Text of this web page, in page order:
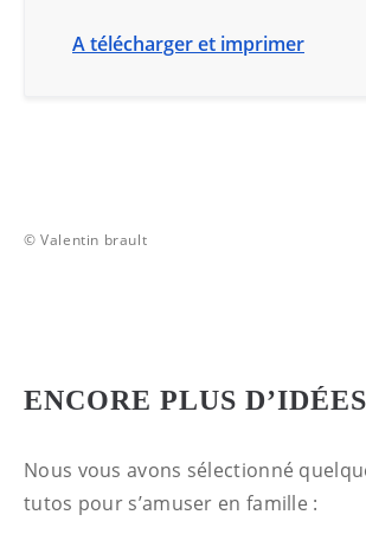
A télécharger et imprimer
© Valentin brault
ENCORE PLUS
Nous vous avons sélectionné
tutos pour s’amuser en famille :